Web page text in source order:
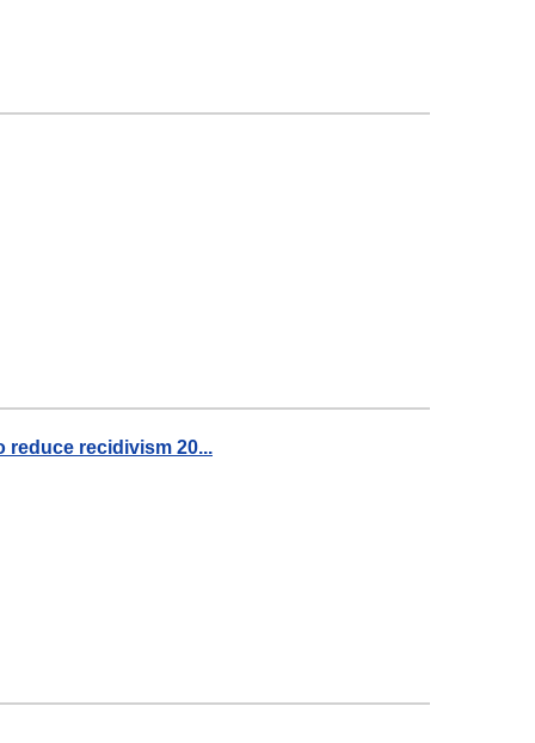
reduce recidivism 20...